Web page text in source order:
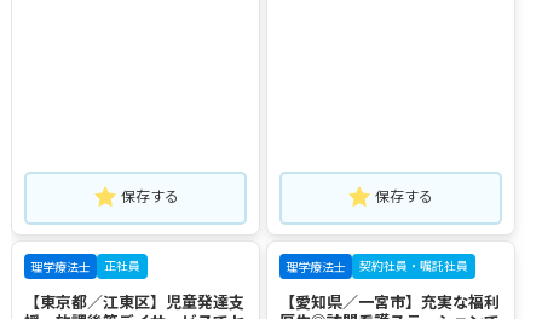
保存する 保存する
理学療法士 正社員
【東京都／江東区】児童発達支
理学療法士 契約社員・嘱託社員
【愛知県／一宮市】充実な福利